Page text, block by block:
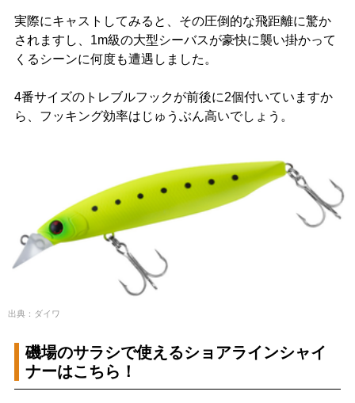
実際にキャストしてみると、その圧倒的な飛距離に驚か
されますし、1m級の大型シーバスが豪快に襲い掛かって
くるシーンに何度も遭遇しました。
4番サイズのトレブルフックが前後に2個付いていますか
ら、フッキング効率はじゅうぶん高いでしょう。
出典：ダイワ
磯場のサラシで使えるショアラインシャイ
ナーはこちら！